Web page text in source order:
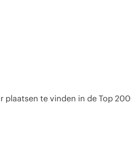
te vinden in de Top